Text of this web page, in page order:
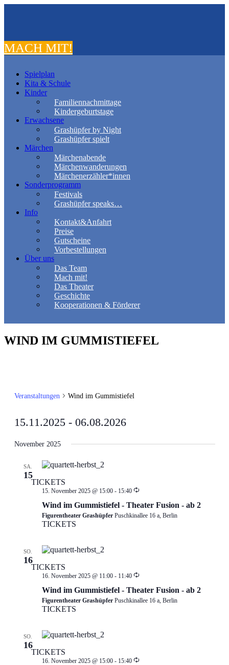
MACH MIT!
Spielplan
Kita & Schule
Kinder
Familiennachmittage
Kindergeburtstage
Erwachsene
Grashüpfer by Night
Grashüpfer spielt
Märchen
Märchenabende
Märchenwanderungen
Märchenerzähler*innen
Sonderprogramm
Festivals
Grashüpfer speaks…
Info
Kontakt&Anfahrt
Preise
Gutscheine
Vorbestellungen
Über uns
Das Team
Mach mit!
Das Theater
Geschichte
Kooperationen & Förderer
WIND IM GUMMISTIEFEL
Veranstaltungen Wind im Gummistiefel
15.11.2025 - 06.08.2026
wählen.
November 2025
SA.
15
TICKETS
15. November 2025 @ 15:00- 15:40 Wiederholung
Wind im Gummistiefel - Theater Fusion - ab 2
Figurentheater Grashüpfer Puschkinallee 16 a, Berlin
TICKETS
SO.
16
TICKETS
16. November 2025 @ 11:00- 11:40 Wiederholung
Wind im Gummistiefel - Theater Fusion - ab 2
Figurentheater Grashüpfer Puschkinallee 16 a, Berlin
TICKETS
SO.
16
TICKETS
16. November 2025 @ 15:00- 15:40 Wiederholung